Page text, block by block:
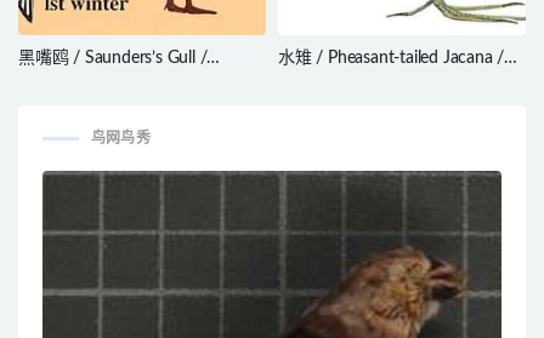
黑嘴鸥 / Saunders’s Gull /
水雉 / Pheasant-tailed Jacana /
鸟网鸟秀